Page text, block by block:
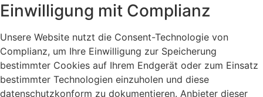
Einwilligung mit Complianz
Unsere Website nutzt die Consent-Technologie von
Complianz, um Ihre Einwilligung zur Speicherung
bestimmter Cookies auf Ihrem Endgerät oder zum Einsatz
bestimmter Technologien einzuholen und diese
datenschutzkonform zu dokumentieren. Anbieter dieser